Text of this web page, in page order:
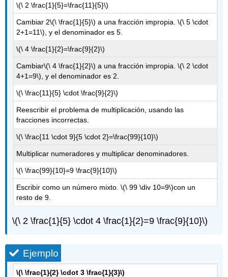
\(\ 2 \frac{1}{5}=\frac{11}{5}\)
Cambiar 2\(\ \frac{1}{5}\) a una fracción impropia.\(\ 5 \cdot
2+1=11\) , y el denominador es 5.
\(\ 4 \frac{1}{2}=\frac{9}{2}\)
Cambiar\(\ 4 \frac{1}{2}\) a una fracción impropia.\(\ 2 \cdot
4+1=9\) , y el denominador es 2.
\(\ \frac{11}{5} \cdot \frac{9}{2}\)
Reescribir el problema de multiplicación, usando las
fracciones incorrectas.
\(\ \frac{11 \cdot 9}{5 \cdot 2}=\frac{99}{10}\)
Multiplicar numeradores y multiplicar denominadores.
\(\ \frac{99}{10}=9 \frac{9}{10}\)
Escribir como un número mixto.\(\ 99 \div 10=9\)con un
resto de 9.
\(\ 2 \frac{1}{5} \cdot 4 \frac{1}{2}=9 \frac{9}{10}\)
Ejemplo
\(\ \frac{1}{2} \cdot 3 \frac{1}{3}\)